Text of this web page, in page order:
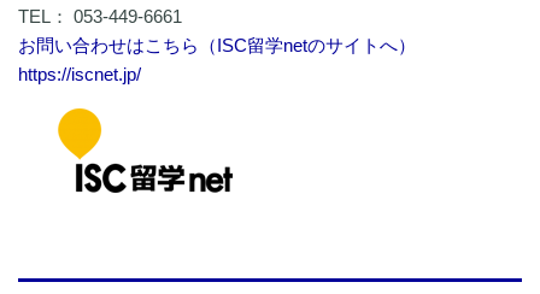
TEL： 053-449-6661
お問い合わせはこちら（ISC留学netのサイトへ）
https://iscnet.jp/